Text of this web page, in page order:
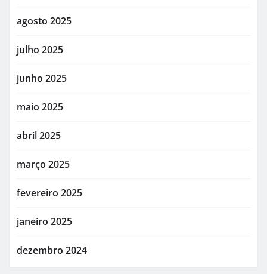
agosto 2025
julho 2025
junho 2025
maio 2025
abril 2025
março 2025
fevereiro 2025
janeiro 2025
dezembro 2024